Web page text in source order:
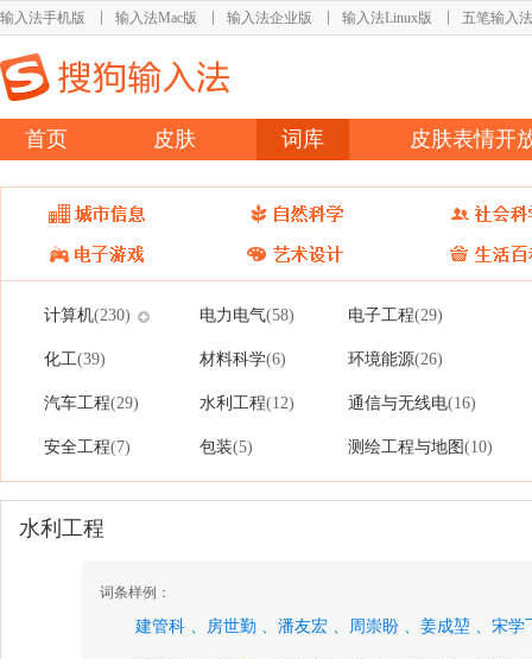
输入法手机版 输入法Mac版 输入法企业版 输入法Linux版 五笔输入法
首页 皮肤 词库 皮肤表情开
计算机(230) 电力电气(58) 电子工程(29)
化工(39) 材料科学(6) 环境能源(26)
汽车工程(29) 水利工程(12) 通信与无线电(16)
安全工程(7) 包装(5) 测绘工程与地图(10)
水利工程
词条样例：
建管科 、 房世勤 、 潘友宏 、 周崇盼 、 姜成堃 、 宋学